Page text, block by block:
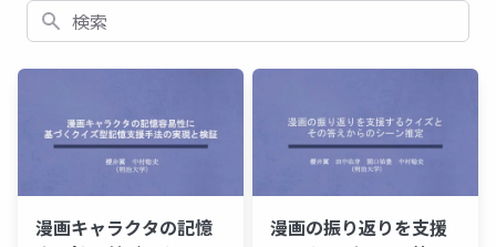
検索
漫画キャラクタの記憶
漫画の振り返りを支援